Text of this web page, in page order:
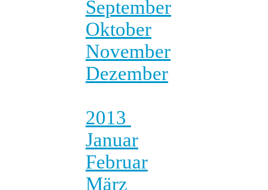
September
Oktober
November
Dezember
2013
Januar
Februar
März